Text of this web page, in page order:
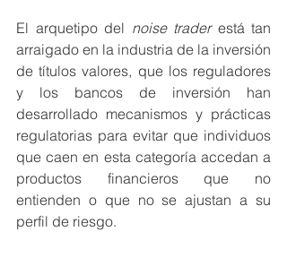
El arquetipo del noise trader está tan
arraigado en la industria de la inversión
de títulos valores, que los reguladores
y los bancos de inversión han
desarrollado mecanismos y prácticas
regulatorias para evitar que individuos
que caen en esta categoría accedan a
productos financieros que no
entienden o que no se ajustan a su
perfil de riesgo.